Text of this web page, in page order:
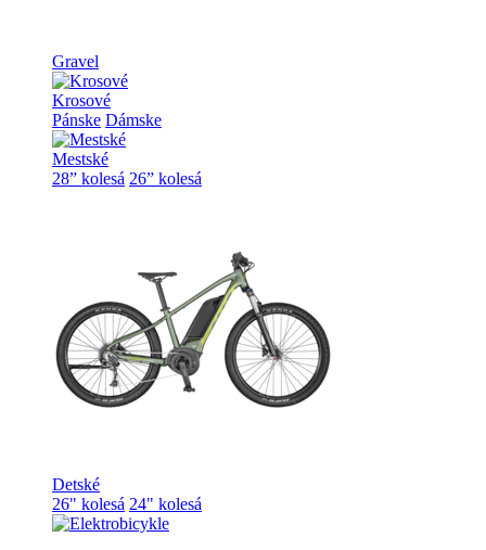
Gravel
Krosové
Pánske Dámske
Mestské
28” kolesá 26” kolesá
Detské
26" kolesá 24" kolesá